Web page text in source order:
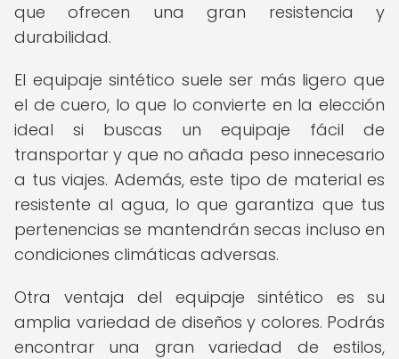
que ofrecen una gran resistencia y
durabilidad.
El equipaje sintético suele ser más ligero que
el de cuero, lo que lo convierte en la elección
ideal si buscas un equipaje fácil de
transportar y que no añada peso innecesario
a tus viajes. Además, este tipo de material es
resistente al agua, lo que garantiza que tus
pertenencias se mantendrán secas incluso en
condiciones climáticas adversas.
Otra ventaja del equipaje sintético es su
amplia variedad de diseños y colores. Podrás
encontrar una gran variedad de estilos,